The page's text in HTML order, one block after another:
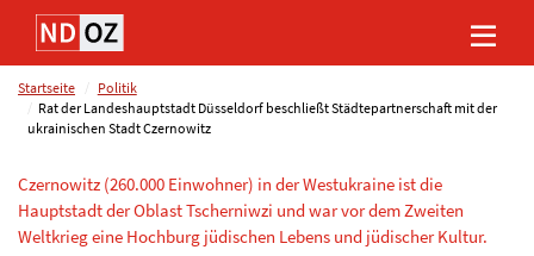
Direkt
Inhalt
(Eingabetaste)
Direkt
Hauptmenu
(Eingabetaste)
Direkt
Suche
(Eingabetaste)
Direkt
Footer
(Eingabetaste)
Startseite
Politik
Rat der Landeshauptstadt Düsseldorf beschließt Städtepartnerschaft mit der
ukrainischen Stadt Czernowitz
Czernowitz (260.000 Einwohner) in der Westukraine ist die
Hauptstadt der Oblast Tscherniwzi und war vor dem Zweiten
Weltkrieg eine Hochburg jüdischen Lebens und jüdischer Kultur.